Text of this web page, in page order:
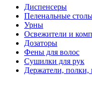
Диспенсеры
Пеленальные
Урны
Освежители и
Дозаторы
Фены для волос
Сушилки для рук
Держатели, полки,